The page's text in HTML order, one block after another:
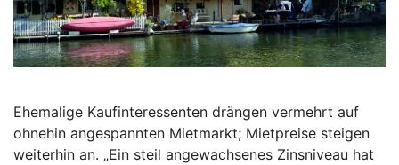
Ehemalige Kaufinteressenten drängen vermehrt auf
ohnehin angespannten Mietmarkt; Mietpreise steigen
weiterhin an. „Ein steil angewachsenes Zinsniveau hat